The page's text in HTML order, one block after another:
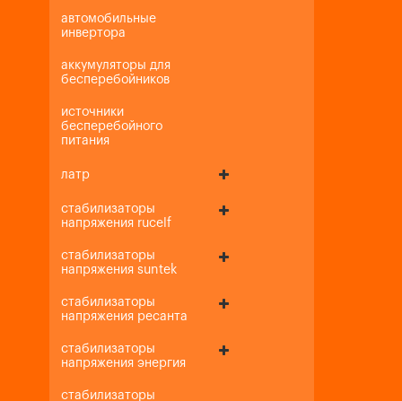
автомобильные
инвертора
аккумуляторы для
бесперебойников
источники
бесперебойного
питания
латр
стабилизаторы
напряжения rucelf
стабилизаторы
напряжения suntek
стабилизаторы
напряжения ресанта
стабилизаторы
напряжения энергия
стабилизаторы